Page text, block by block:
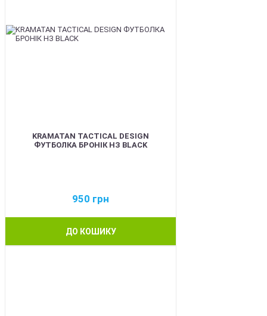
KRAMATAN TACTICAL DESIGN
ФУТБОЛКА БРОНІК НЗ BLACK
950 грн
ДО КОШИКУ